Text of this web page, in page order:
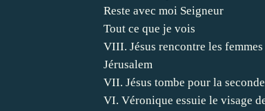
Reste avec moi Seigneur
Tout ce que je vois
VIII. Jésus rencontre les femmes
Jérusalem
VII. Jésus tombe pour la
VI. Véronique essuie le visage